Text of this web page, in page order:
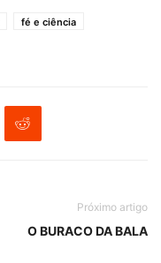
fé e ciência
Próximo artigo
O BURACO DA BALA